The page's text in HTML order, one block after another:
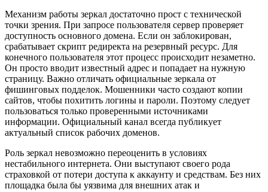
Механизм работы зеркал достаточно прост с технической
точки зрения. При запросе пользователя сервер проверяет
доступность основного домена. Если он заблокирован,
срабатывает скрипт редиректа на резервный ресурс. Для
конечного пользователя этот процесс происходит незаметно.
Он просто вводит известный адрес и попадает на нужную
страницу. Важно отличать официальные зеркала от
фишинговых подделок. Мошенники часто создают копии
сайтов, чтобы похитить логины и пароли. Поэтому следует
пользоваться только проверенными источниками
информации. Официальный канал всегда публикует
актуальный список рабочих доменов.
Роль зеркал невозможно переоценить в условиях
нестабильного интернета. Они выступают своего рода
страховкой от потери доступа к аккаунту и средствам. Без них
площадка была бы уязвима для внешних атак и